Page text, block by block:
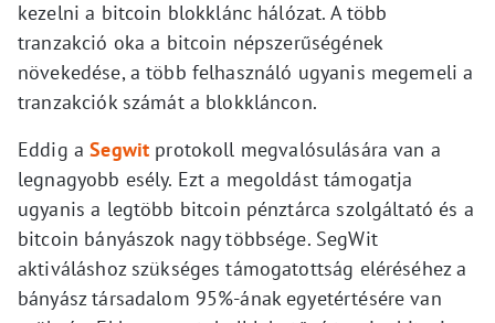
kezelni a bitcoin blokklánc hálózat. A több
tranzakció oka a bitcoin népszerűségének
növekedése, a több felhasználó ugyanis megemeli a
tranzakciók számát a blokkláncon.
Eddig aSegwit protokoll megvalósulására van a
legnagyobb esély. Ezt a megoldást támogatja
ugyanis a legtöbb bitcoin pénztárca szolgáltató és a
bitcoin bányászok nagy többsége. SegWit
aktiváláshoz szükséges támogatottság eléréséhez a
bányász társadalom 95%-ának egyetértésére van